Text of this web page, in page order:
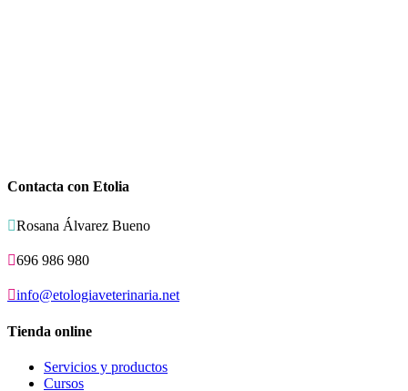
Contacta con Etolia
Rosana Álvarez Bueno
696 986 980
info@etologiaveterinaria.net
Tienda online
Servicios y productos
Cursos